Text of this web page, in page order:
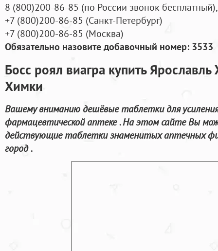
8 (800)200-86-85 (по России звонок бесплатный),
+7 (800)200-86-85 (Санкт-Петербург)
+7 (800)200-86-85 (Москва)
Обязательно назовите добавочный номер: 3533
Босс роял виагра купить
Химки
Вашему вниманию дешёвые таблетки для
фармацевтической аптеке . На этом сайте Вы
действующие таблетки знаменитых аптечных
город .